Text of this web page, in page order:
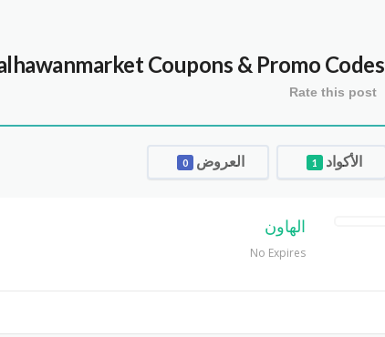
Coupons & Promo Codes
Rate this post
الأكواد 1 العروض 0
الهاون
No Expires